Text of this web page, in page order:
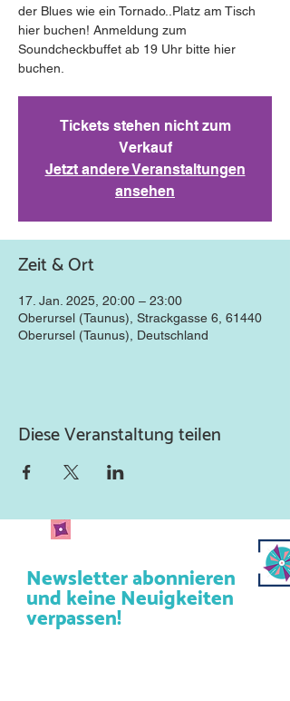
der Blues wie ein Tornado..Platz am Tisch
hier buchen! Anmeldung zum
Soundcheckbuffet ab 19 Uhr bitte hier
buchen.
Tickets stehen nicht zum
Verkauf
Jetzt andere Veranstaltungen
ansehen
Zeit & Ort
17. Jan. 2025, 20:00 – 23:00
Oberursel (Taunus), Strackgasse 6, 61440
Oberursel (Taunus), Deutschland
Diese Veranstaltung teilen
Newsletter abonnieren
und keine Neuigkeiten
verpassen!